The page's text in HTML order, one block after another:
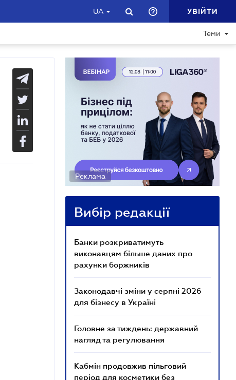
UA УВІЙТИ
Теми
Реклама
Вибір редакції
Банки розкриватимуть
виконавцям більше даних про
рахунки боржників
Законодавчі зміни у серпні 2026
для бізнесу в Україні
Головне за тиждень: державний
нагляд та регулювання
Кабмін продовжив пільговий
період для косметики без